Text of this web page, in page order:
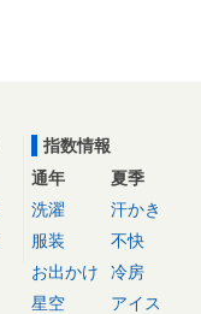
指数情報
通年
洗濯
服装
お出かけ
星空
夏季
汗かき
不快
冷房
アイス